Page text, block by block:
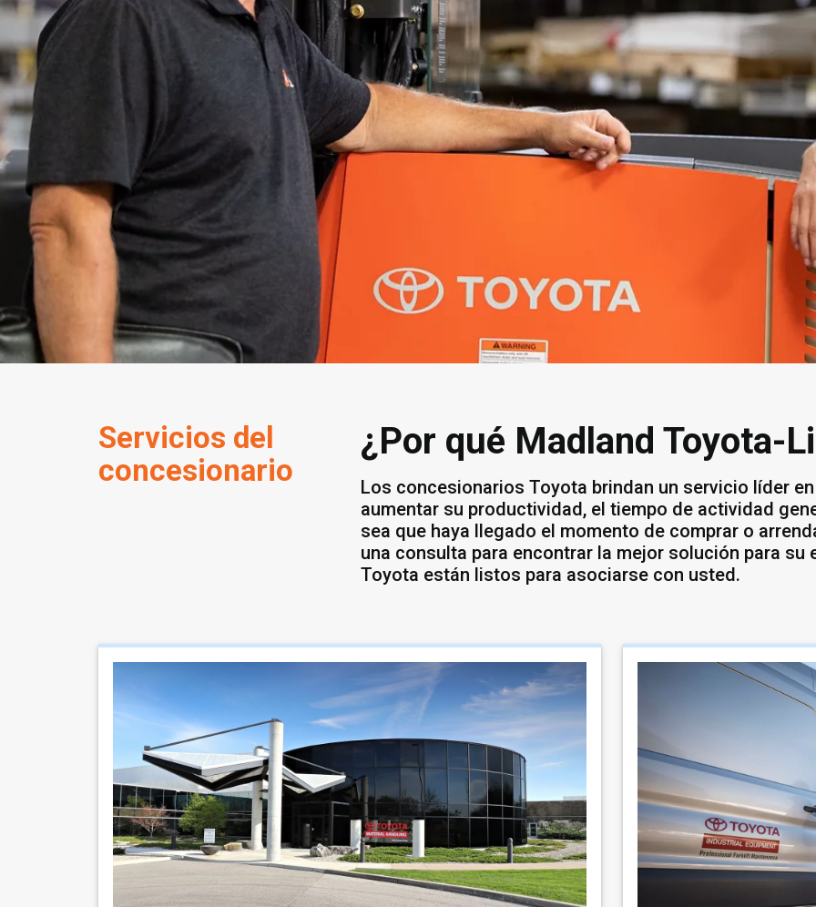
Servicios del
concesionario
¿Por qué Madland Toyota-
Los concesionarios Toyota brindan un servicio líder
aumentar su productividad, el tiempo de actividad
sea que haya llegado el momento de comprar o
una consulta para encontrar la mejor solución para su
Toyota están listos para asociarse con usted.